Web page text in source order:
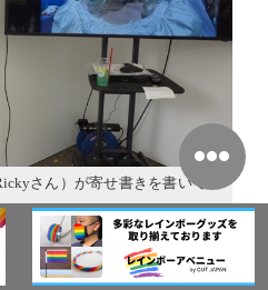
さん）が寄せ書きを書いてい